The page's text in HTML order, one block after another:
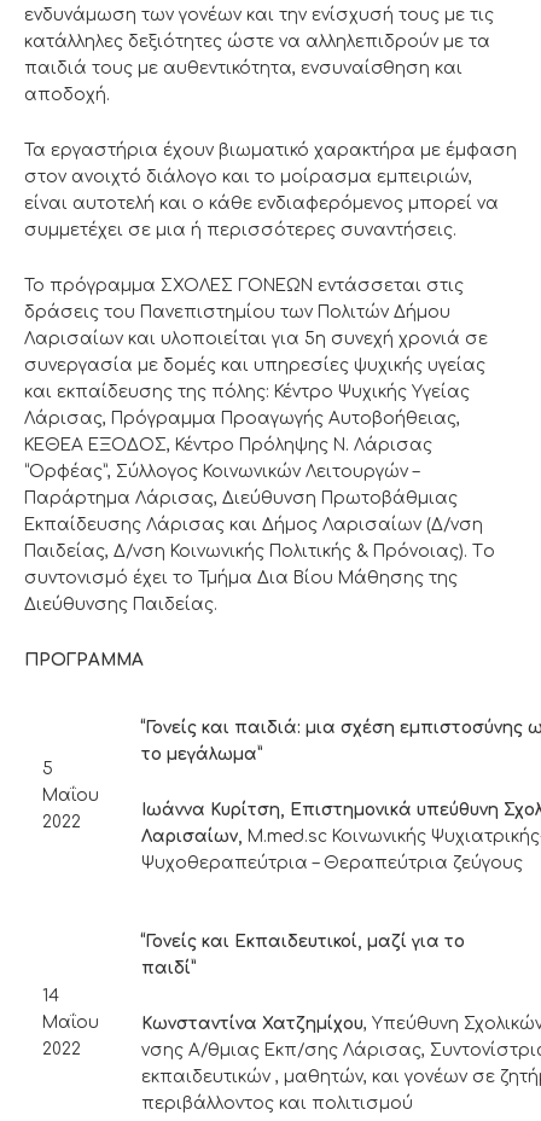
ενδυνάμωση των γονέων και την ενίσχυσή τους με τις
κατάλληλες δεξιότητες ώστε να αλληλεπιδρούν με τα
παιδιά τους με αυθεντικότητα, ενσυναίσθηση και
αποδοχή.
Τα εργαστήρια έχουν βιωματικό χαρακτήρα με έμφαση
στον ανοιχτό διάλογο και το μοίρασμα εμπειριών,
είναι αυτοτελή και ο κάθε ενδιαφερόμενος μπορεί να
συμμετέχει σε μια ή περισσότερες συναντήσεις.
Το πρόγραμμα ΣΧΟΛΕΣ ΓΟΝΕΩΝ εντάσσεται στις
δράσεις του Πανεπιστημίου των Πολιτών Δήμου
Λαρισαίων και υλοποιείται για 5η συνεχή χρονιά σε
συνεργασία με δομές και υπηρεσίες ψυχικής υγείας
και εκπαίδευσης της πόλης: Κέντρο Ψυχικής Υγείας
Λάρισας, Πρόγραμμα Προαγωγής Αυτοβοήθειας,
ΚΕΘΕΑ ΕΞΟΔΟΣ, Κέντρο Πρόληψης Ν. Λάρισας
“Ορφέας”, Σύλλογος Κοινωνικών Λειτουργών –
Παράρτημα Λάρισας, Διεύθυνση Πρωτοβάθμιας
Εκπαίδευσης Λάρισας και Δήμος Λαρισαίων (Δ/νση
Παιδείας, Δ/νση Κοινωνικής Πολιτικής & Πρόνοιας). Tο
συντονισμό έχει το Τμήμα Δια Βίου Μάθησης της
Διεύθυνσης Παιδείας.
ΠΡΟΓΡΑΜΜΑ
5
Μαΐου
2022
“Γονείς και παιδιά: μια σχέση
το μεγάλωμα”
Ιωάννα Κυρίτση, Επιστημονικά υπεύθυνη
Λαρισαίων,
M.med.sc Κοινωνικής
Ψυχοθεραπεύτρια – Θεραπεύτρια ζεύγους
14
Μαΐου
2022
“Γονείς και Εκπαιδευτικοί, μαζί για το
Κωνσταντίνα Χατζημίχου, Υπεύθυνη
νσης Α/θμιας Εκπ/σης Λάρισας,
εκπαιδευτικών , μαθητών, και γονέων σε
περιβάλλοντος και πολιτισμού